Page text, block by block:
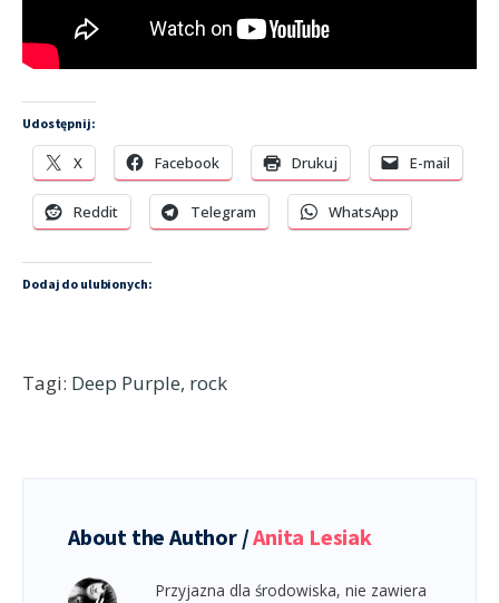
Udostępnij:
X Facebook Drukuj E-mail
Reddit Telegram WhatsApp
Dodaj do ulubionych:
Tagi: Deep Purple, rock
About the Author /Anita Lesiak
Przyjazna dla środowiska, nie zawiera